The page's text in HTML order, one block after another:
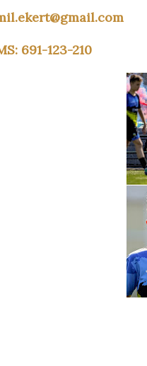
691-123-210